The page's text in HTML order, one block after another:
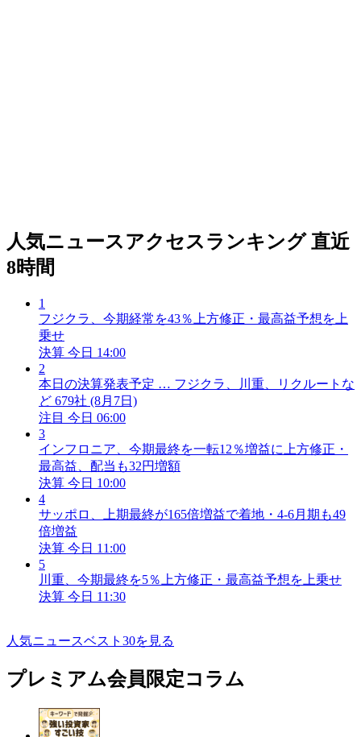
人気ニュースアクセスランキング 直近
8時間
1
フジクラ、今期経常を43％上方修正・最高益予想を上
乗せ
決算 今日 14:00
2
本日の決算発表予定 … フジクラ、川重、リクルートな
ど 679社 (8月7日)
注目 今日 06:00
3
インフロニア、今期最終を一転12％増益に上方修正・
最高益、配当も32円増額
決算 今日 10:00
4
サッポロ、上期最終が165倍増益で着地・4-6月期も49
倍増益
決算 今日 11:00
5
川重、今期最終を5％上方修正・最高益予想を上乗せ
決算 今日 11:30
人気ニュースベスト30を見る
プレミアム会員限定コラム